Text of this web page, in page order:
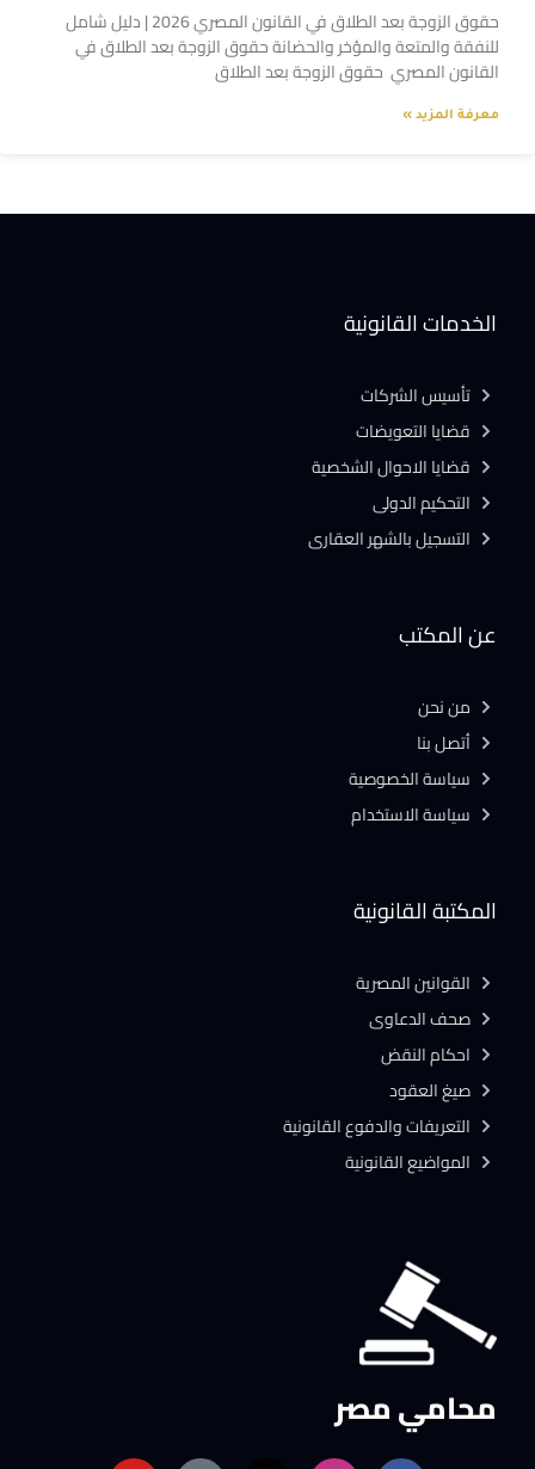
حقوق الزوجة بعد الطلاق في القانون المصري 2026 | دليل شامل
للنفقة والمتعة والمؤخر والحضانة حقوق الزوجة بعد الطلاق في
القانون المصري حقوق الزوجة بعد الطلاق
معرفة المزيد »
محامي مصر
المكتبة القانونية
القوانين المصرية
صحف الدعاوى
احكام النقض
صيغ العقود
التعريفات والدفوع القانونية
المواضيع القانونية
عن المكتب
من نحن
أتصل بنا
سياسة الخصوصية
سياسة الاستخدام
الخدمات القانونية
تأسيس الشركات
قضايا التعويضات
قضايا الاحوال الشخصية
التحكيم الدولى
التسجيل بالشهر العقارى